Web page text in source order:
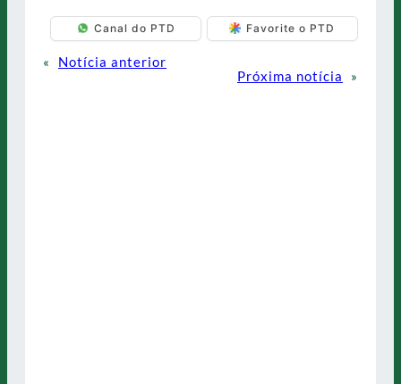
Canal do PTD Favorite o PTD
«
Notícia anterior
Próxima notícia
»